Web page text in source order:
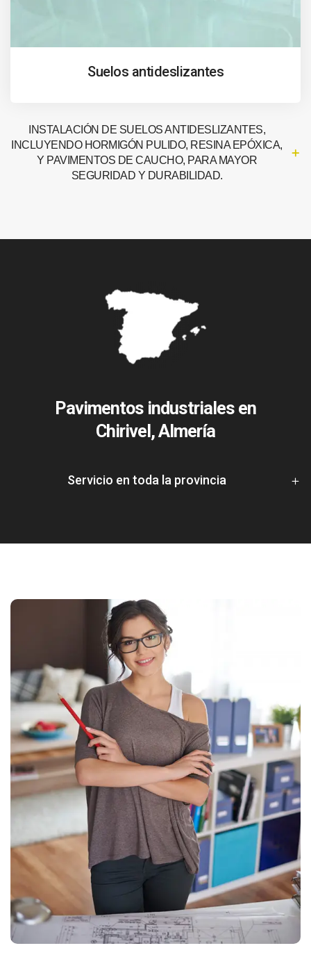
Suelos antideslizantes
INSTALACIÓN DE SUELOS ANTIDESLIZANTES,
INCLUYENDO HORMIGÓN PULIDO, RESINA EPÓXICA,
Y PAVIMENTOS DE CAUCHO, PARA MAYOR
SEGURIDAD Y DURABILIDAD.
Pavimentos industriales en
Chirivel, Almería
Servicio en toda la provincia